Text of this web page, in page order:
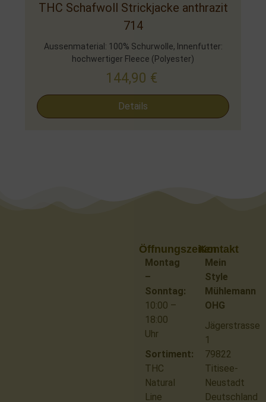
THC Schafwoll Strickjacke anthrazit
714
Aussenmaterial: 100% Schurwolle, Innenfutter:
hochwertiger Fleece (Polyester)
144,90 €
Details
Kontakt
Mein
Style
Mühlemann
OHG
Jägerstrasse
1
79822
Titisee-
Neustadt
Deutschland
Öffnungszeiten
Montag
–
Sonntag:
10:00 –
18:00
Uhr
Sortiment:
THC
Natural
Line